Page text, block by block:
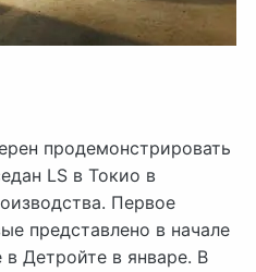
продемонстрировать
LS в Токио в
Первое
представлено в начале
в Детройте в январе. В